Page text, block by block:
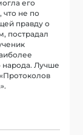
его
что не по
правду о
пострадал
народа. Лучше